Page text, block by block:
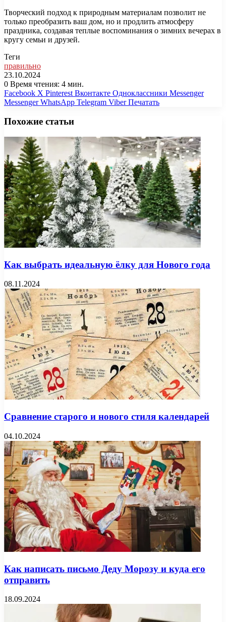
Творческий подход к природным материалам позволит не
только преобразить ваш дом, но и продлить атмосферу
праздника, создавая теплые воспоминания о зимних вечерах в
кругу семьи и друзей.
Теги
правильно
23.10.2024
0 Время чтения: 4 мин.
Facebook X Pinterest Вконтакте Одноклассники Messenger
Messenger WhatsApp Telegram Viber Печатать
Похожие статьи
Как выбрать идеальную ёлку для Нового года
08.11.2024
Сравнение старого и нового стиля календарей
04.10.2024
Как написать письмо Деду Морозу и куда его
отправить
18.09.2024